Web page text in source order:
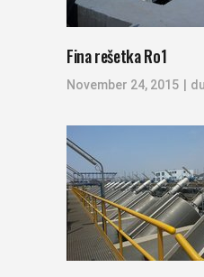
Fina rešetka Ro1
November 24, 2015